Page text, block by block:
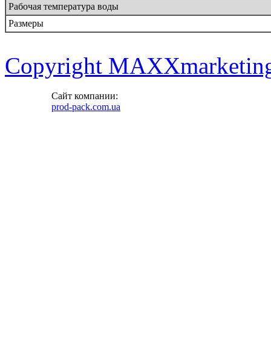
Рабочая температура воды
Размеры
Copyright
Сайт компании:
prod-pack.com.ua